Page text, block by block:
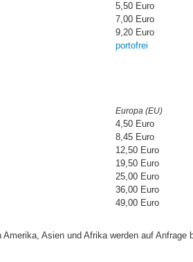
5,50 Euro
7,00 Euro
9,20 Euro
portofrei
Europa (EU)
4,50 Euro
8,45 Euro
12,50 Euro
19,50 Euro
25,00 Euro
36,00 Euro
49,00 Euro
Asien und Afrika werden auf